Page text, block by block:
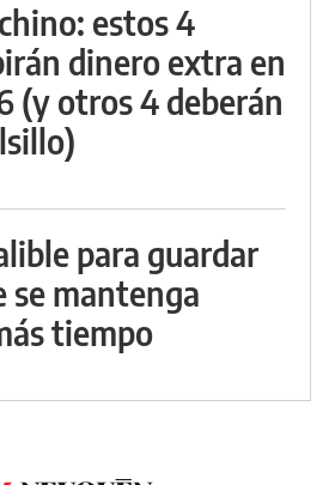
estos 4
dinero extra en
(y otros 4 deberán
para guardar
se mantenga
tiempo